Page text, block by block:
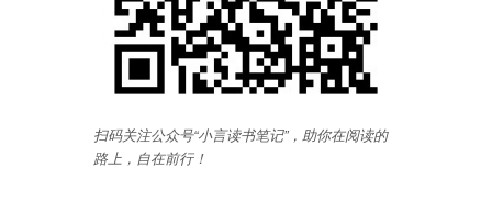
扫码关注公众号“小言读书笔记”，助你在阅读的
路上，自在前行！